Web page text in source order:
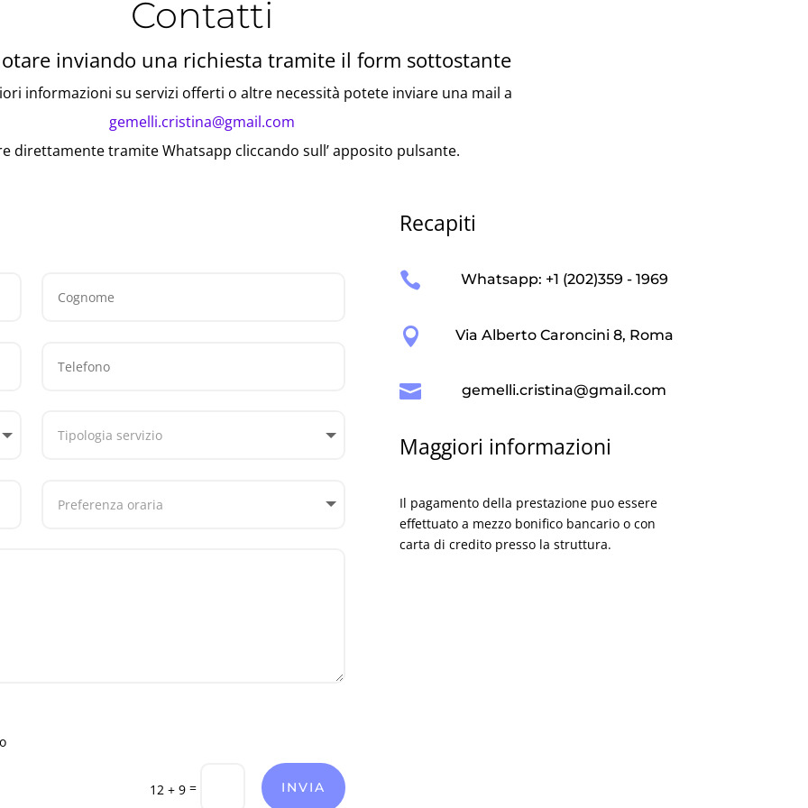
Contatti
inviando una richiesta tramite il form sottostante
informazioni su servizi offerti o altre necessità potete inviare una mail a
gemelli.cristina@gmail.com
direttamente tramite Whatsapp cliccando sull’ apposito pulsante.
12 + 9 = INVIA
Recapiti
 Whatsapp: +1 (202)359 - 1969
 Via Alberto Caroncini 8, Roma
 gemelli.cristina@gmail.com
Maggiori informazioni
Il pagamento della prestazione puo essere
effettuato a mezzo bonifico bancario o con
carta di credito presso la struttura.